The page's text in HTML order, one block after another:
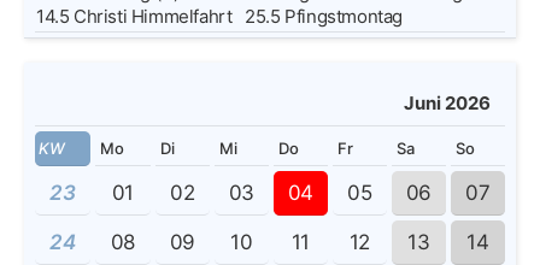
14.5 Christi Himmelfahrt 25.5 Pfingstmontag
Juni 2026
KW Mo Di Mi Do Fr Sa So
23 01 02 03 04 05 06 07
24 08 09 10 11 12 13 14